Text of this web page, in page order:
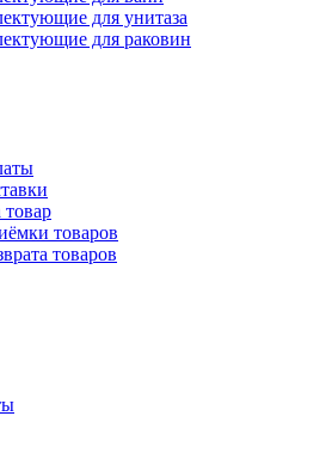
для унитаза
для раковин
товар
товаров
товаров